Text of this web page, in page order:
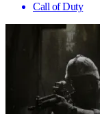
Call of Duty